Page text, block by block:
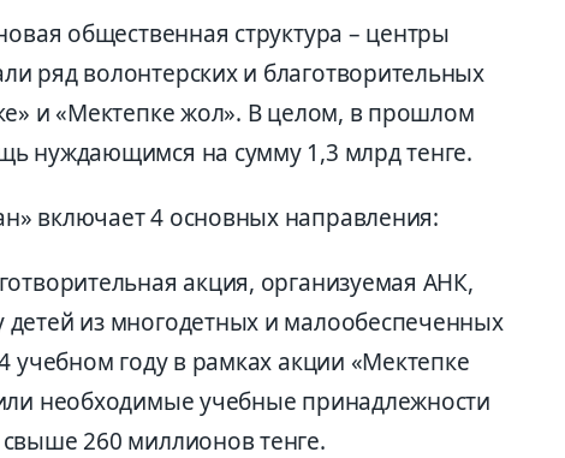
общественная структура – центры
ряд волонтерских и благотворительных
и «Мектепке жол». В целом, в прошлом
нуждающимся на сумму 1,3 млрд тенге.
включает 4 основных направления:
акция, организуемая АНК,
из многодетных и малообеспеченных
учебном году в рамках акции «Мектепке
необходимые учебные принадлежности
260 миллионов тенге.